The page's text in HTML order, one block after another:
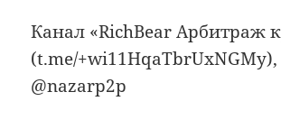
Канал «RichBear Арбитраж
(t.me/
@nazarp2p